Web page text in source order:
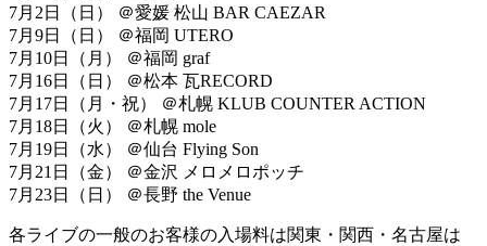
7月2日（日） ＠愛媛 松山 BAR CAEZAR
7月9日（日） ＠福岡 UTERO
7月10日（月） ＠福岡 graf
7月16日（日） ＠松本 瓦RECORD
7月17日（月・祝） ＠札幌 KLUB COUNTER ACTION
7月18日（火） ＠札幌 mole
7月19日（水） ＠仙台 Flying Son
7月21日（金） ＠金沢 メロメロポッチ
7月23日（日） ＠長野 the Venue
各ライブの一般のお客様の入場料は関東・関西・名古屋は